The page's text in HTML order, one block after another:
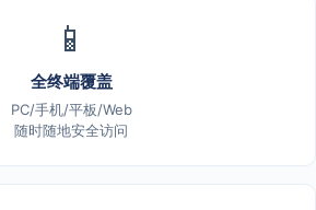
📱
全终端覆盖
PC/手机/平板/Web
随时随地安全访问